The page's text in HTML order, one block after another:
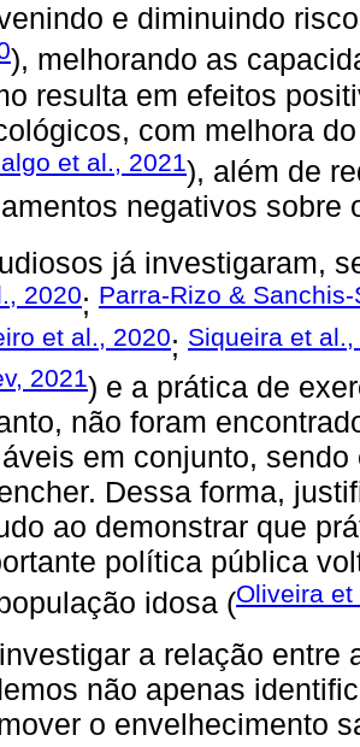
e diminuindo
), melhorando as
resulta em efeitos
com melhora
et al., 2021), além de
negativos sobre
já investigaram,
2020; Parra-Rizo &
et al., 2020; Siqueira et
2021) e a prática de
não foram
em conjunto,
Dessa forma,
ao demonstrar que
política pública
idosa (Oliveira
a relação entre
não apenas
o envelhecimento